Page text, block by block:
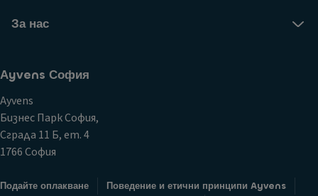
За нас
Аyvens София
Ayvens
Бизнес Парк София,
Сграда 11 Б, ет. 4
1766 София
Подайте оплакване
Поведение и етични принципи Ayvens